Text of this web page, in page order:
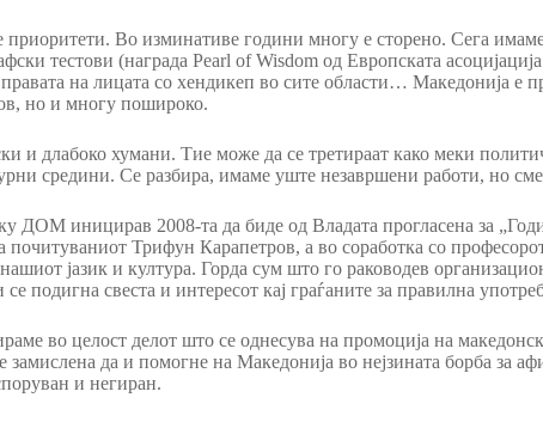
Во изминативе години многу е сторено. Сега
тестови (награда Pearl of Wisdom од Европската
на лицата со хендикеп во сите области… Македонија е
но и многу пошироко.
и длабоко хумани. Тие може да се третираат како меки
средини. Се разбира, имаме уште незавршени работи, но
ДОМ иницирав 2008-та да биде од Владата прогласена за
Трифун Карапетров, а во соработка со
јазик и култура. Горда сум што го раководев
подигна свеста и интересот кај граѓаните за правилна
во целост делот што се однесува на промоција на
да и помогне на Македонија во нејзината борба за
и негиран.